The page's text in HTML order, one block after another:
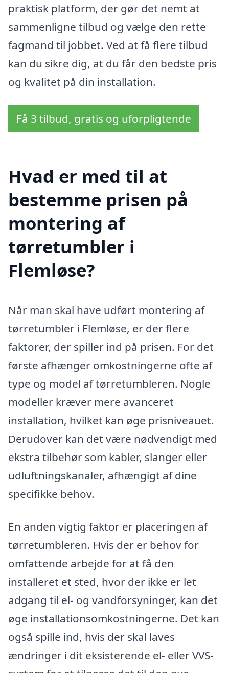
praktisk platform, der gør det nemt at
sammenligne tilbud og vælge den rette
fagmand til jobbet. Ved at få flere tilbud
kan du sikre dig, at du får den bedste pris
og kvalitet på din installation.
Få 3 tilbud, gratis og uforpligtende
Hvad er med til at
bestemme prisen på
montering af
tørretumbler i
Flemløse?
Når man skal have udført montering af
tørretumbler i Flemløse, er der flere
faktorer, der spiller ind på prisen. For det
første afhænger omkostningerne ofte af
type og model af tørretumbleren. Nogle
modeller kræver mere avanceret
installation, hvilket kan øge prisniveauet.
Derudover kan det være nødvendigt med
ekstra tilbehør som kabler, slanger eller
udluftningskanaler, afhængigt af dine
specifikke behov.
En anden vigtig faktor er placeringen af
tørretumbleren. Hvis der er behov for
omfattende arbejde for at få den
installeret et sted, hvor der ikke er let
adgang til el- og vandforsyninger, kan det
øge installationsomkostningerne. Det kan
også spille ind, hvis der skal laves
ændringer i dit eksisterende el- eller VVS-